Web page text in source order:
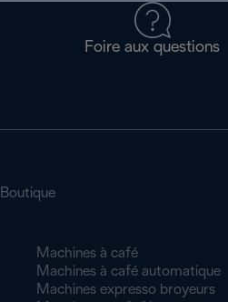
Foire aux questions
Boutique
Machines à café
Machines à café automatique
Machines expresso broyeurs